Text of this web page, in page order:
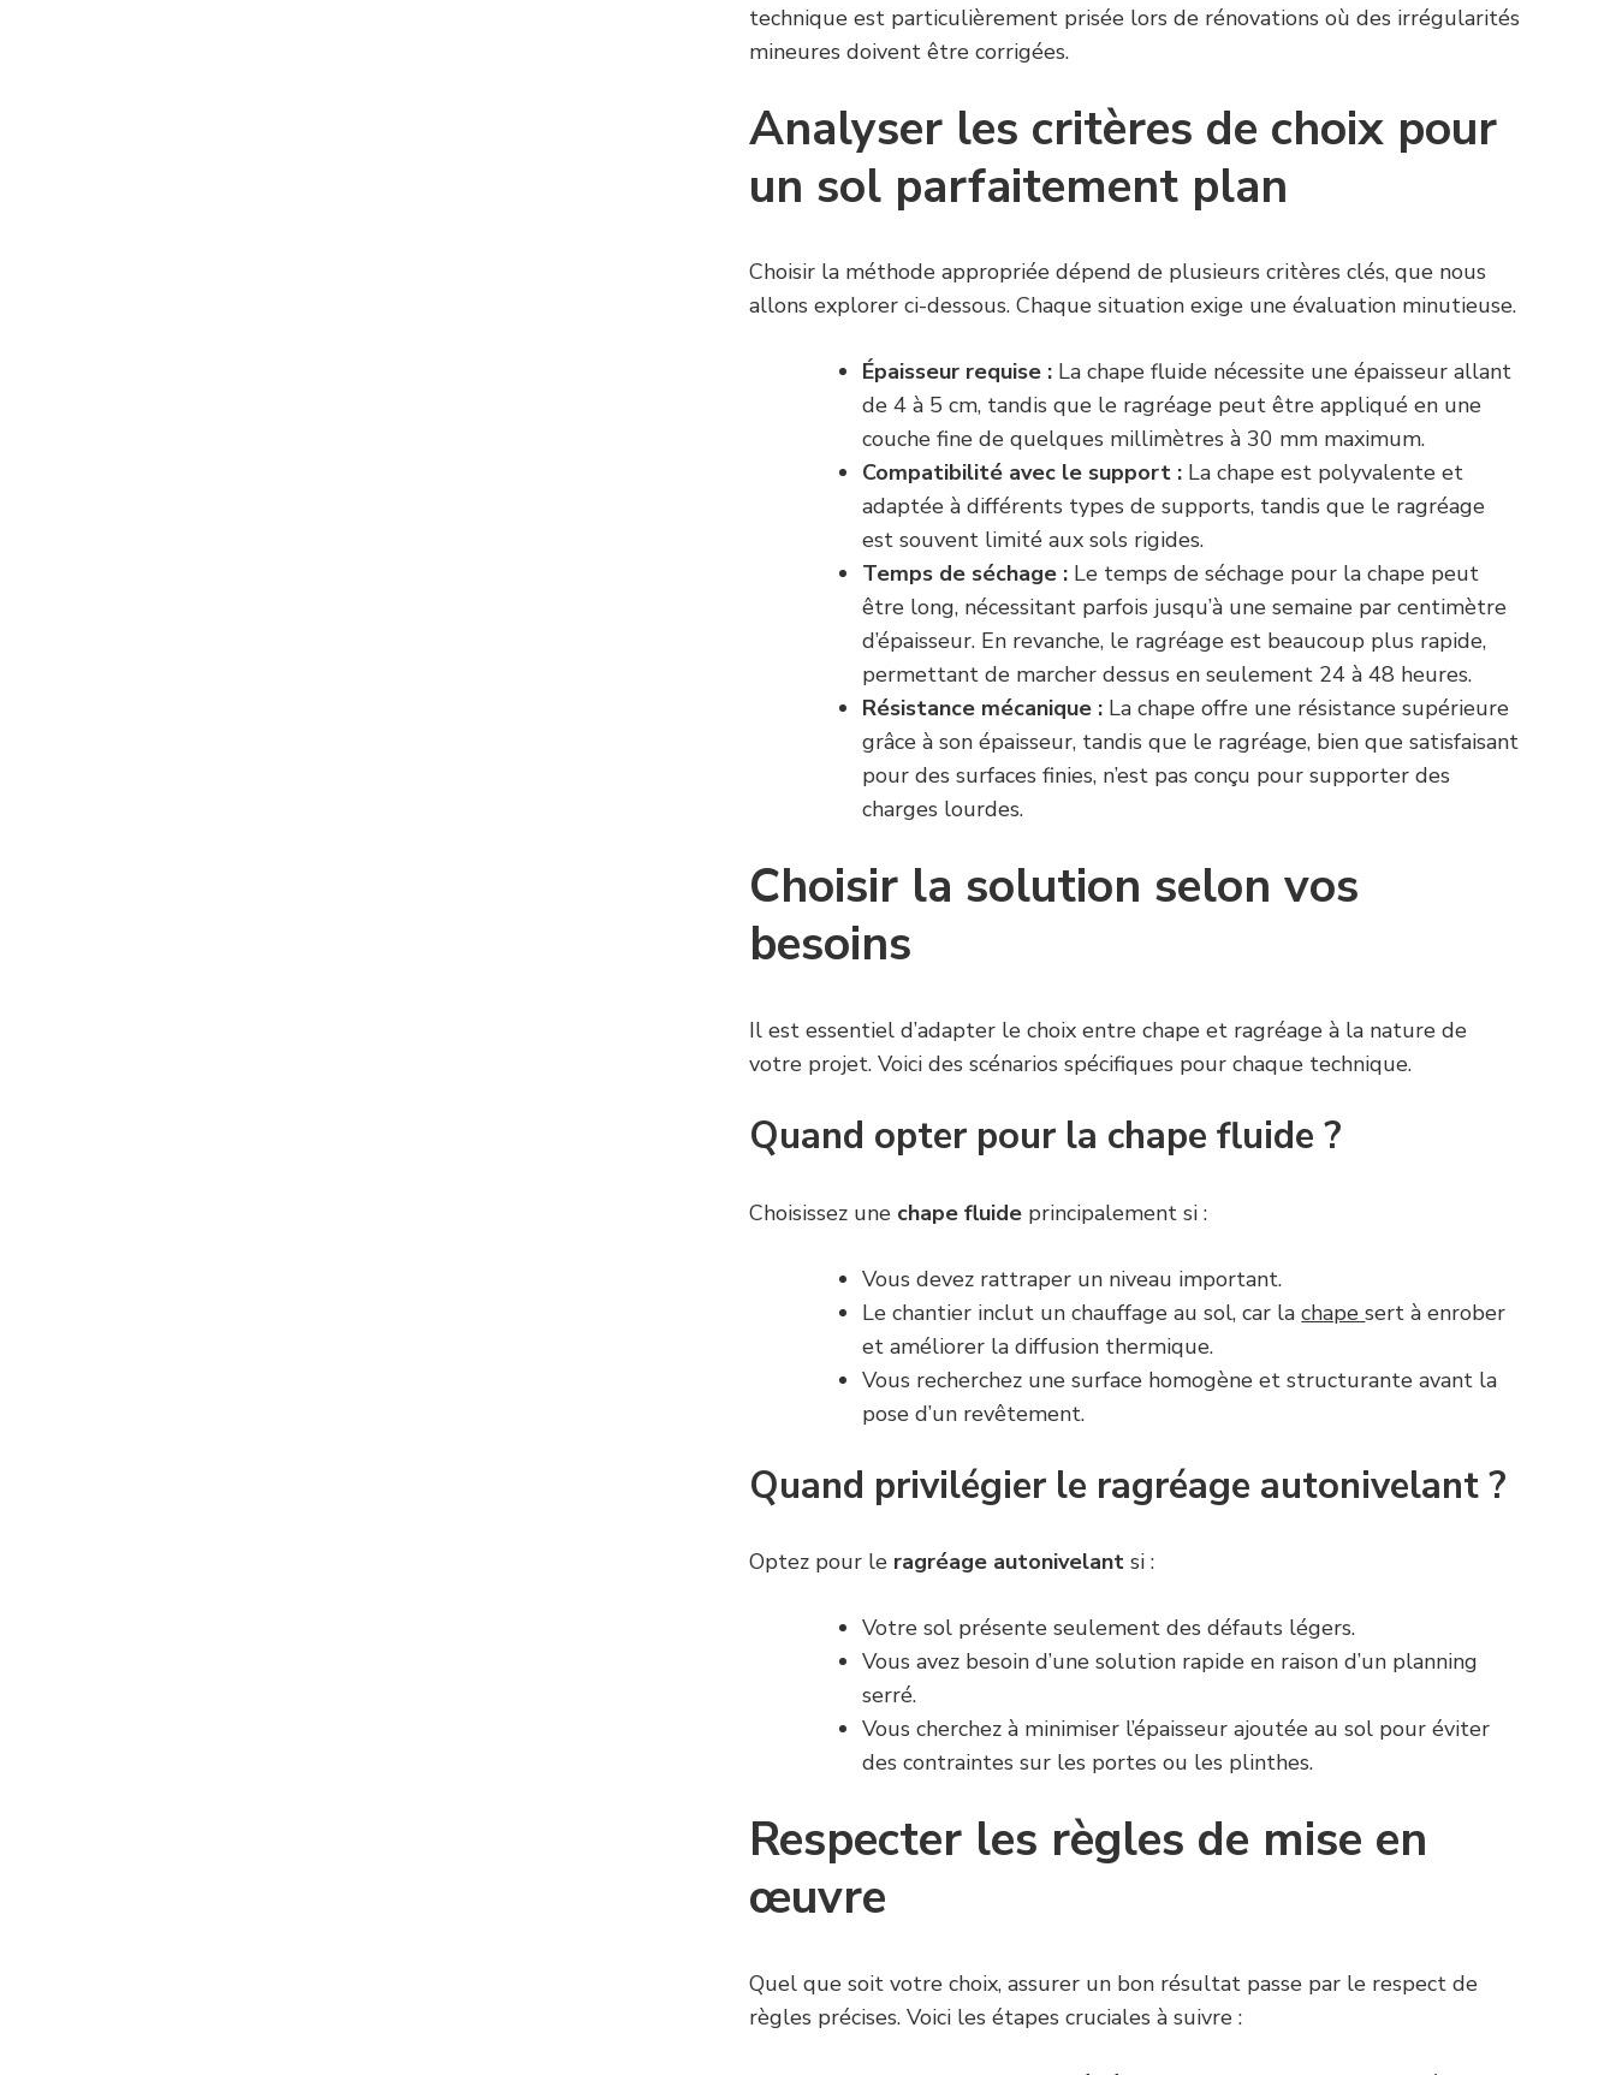
technique est particulièrement prisée lors de rénovations où des irrégularités
mineures doivent être corrigées.
Analyser les critères de choix pour
un sol parfaitement plan
Choisir la méthode appropriée dépend de plusieurs critères clés, que nous
allons explorer ci-dessous. Chaque situation exige une évaluation minutieuse.
Épaisseur requise : La chape fluide nécessite une épaisseur allant
de 4 à 5 cm, tandis que le ragréage peut être appliqué en une
couche fine de quelques millimètres à 30 mm maximum.
Compatibilité avec le support : La chape est polyvalente et
adaptée à différents types de supports, tandis que le ragréage
est souvent limité aux sols rigides.
Temps de séchage : Le temps de séchage pour la chape peut
être long, nécessitant parfois jusqu’à une semaine par centimètre
d’épaisseur. En revanche, le ragréage est beaucoup plus rapide,
permettant de marcher dessus en seulement 24 à 48 heures.
Résistance mécanique : La chape offre une résistance supérieure
grâce à son épaisseur, tandis que le ragréage, bien que satisfaisant
pour des surfaces finies, n’est pas conçu pour supporter des
charges lourdes.
Choisir la solution selon vos
besoins
Il est essentiel d’adapter le choix entre chape et ragréage à la nature de
votre projet. Voici des scénarios spécifiques pour chaque technique.
Quand opter pour la chape fluide ?
Choisissez une chape fluide principalement si :
Vous devez rattraper un niveau important.
Le chantier inclut un chauffage au sol, car lachapesert à enrober
et améliorer la diffusion thermique.
Vous recherchez une surface homogène et structurante avant la
pose d’un revêtement.
Quand privilégier le ragréage autonivelant ?
Optez pour le ragréage autonivelant si :
Votre sol présente seulement des défauts légers.
Vous avez besoin d’une solution rapide en raison d’un planning
serré.
Vous cherchez à minimiser l’épaisseur ajoutée au sol pour éviter
des contraintes sur les portes ou les plinthes.
Respecter les règles de mise en
œuvre
Quel que soit votre choix, assurer un bon résultat passe par le respect de
règles précises. Voici les étapes cruciales à suivre :